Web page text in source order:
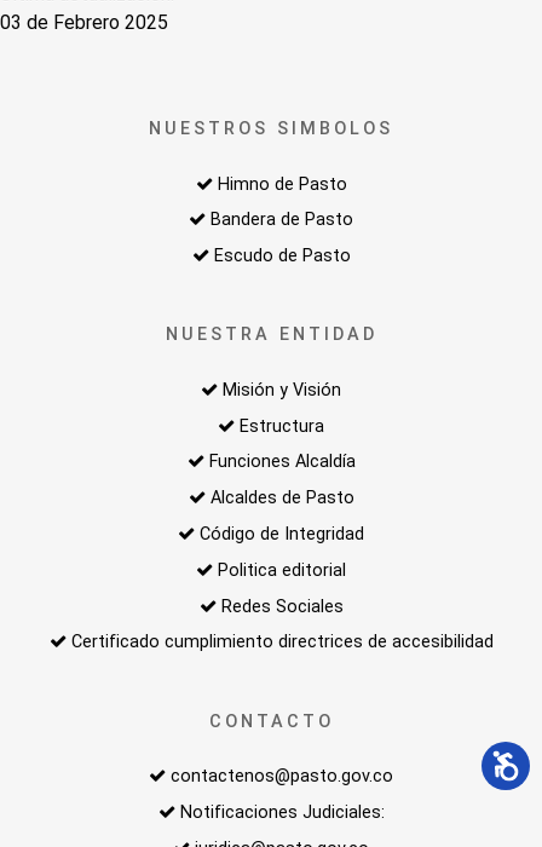
03 de Febrero 2025
NUESTROS SIMBOLOS
Himno de Pasto
Bandera de Pasto
Escudo de Pasto
NUESTRA ENTIDAD
Misión y Visión
Estructura
Funciones Alcaldía
Alcaldes de Pasto
Código de Integridad
Politica editorial
Redes Sociales
Certificado cumplimiento directrices de accesibilidad
CONTACTO
contactenos@pasto.gov.co
Notificaciones Judiciales: